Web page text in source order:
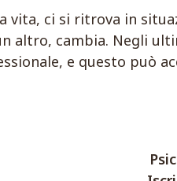
vita, ci si ritrova in
altro, cambia. Negli
e questo può